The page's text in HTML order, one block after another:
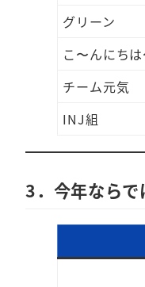
グリーン
こ〜んにちは
チーム元気
INJ組
3．今年ならで